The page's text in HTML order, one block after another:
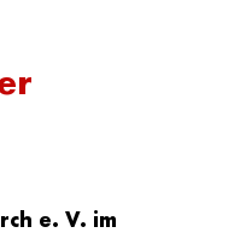
e. V. im